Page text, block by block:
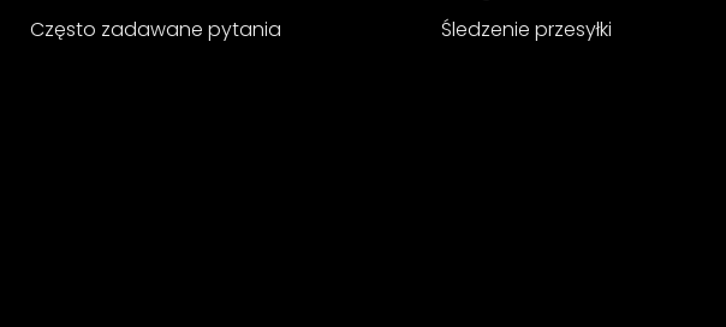
Często zadawane pytania
Śledzenie przesyłki